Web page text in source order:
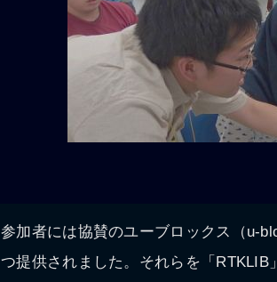
参加者には協賛のユーブロックス（
つ提供されました。それらを「